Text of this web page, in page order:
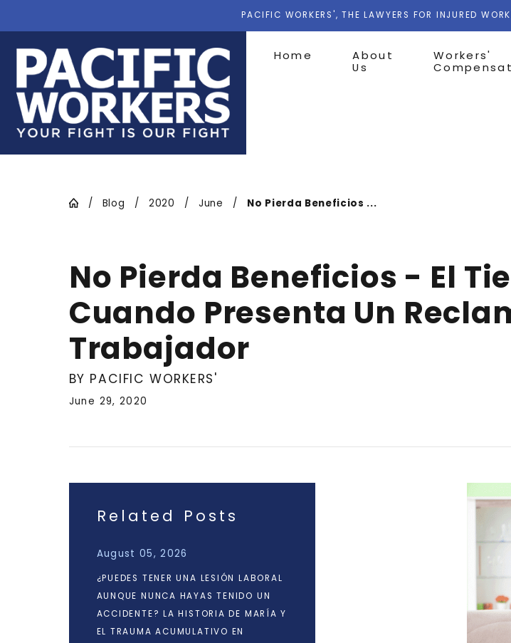
PACIFIC WORKERS', THE LAWYERS FOR INJURED
Home
About
Us
Workers'
Blog 2020 June No Pierda Beneficios ...
No Pierda Beneficios - El
Cuando Presenta Un
Trabajador
BY PACIFIC WORKERS'
June 29, 2020
Related Posts
August 05, 2026
¿PUEDES TENER UNA LESIÓN LABORAL
AUNQUE NUNCA HAYAS TENIDO UN
ACCIDENTE? LA HISTORIA DE MARÍA Y
EL TRAUMA ACUMULATIVO EN